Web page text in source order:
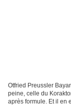
Otfried Preussler
peine, celle du
après formule. Et il en